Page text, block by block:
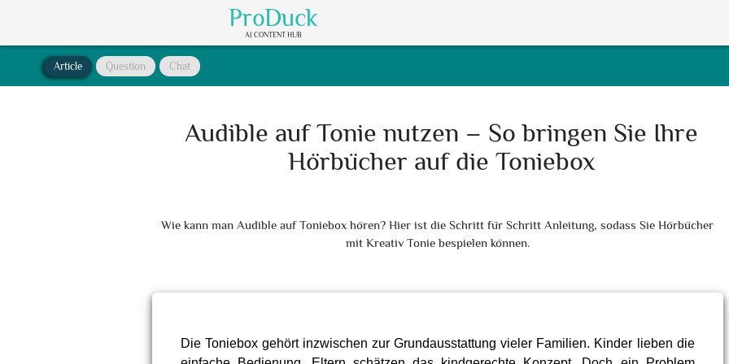
ProDuck
AI CONTENT HUB
Article Question Chat
Audible auf Tonie nutzen – So bringen Sie Ihre
Hörbücher auf die Toniebox
Wie kann man Audible auf Toniebox hören? Hier ist die Schritt für Schritt Anleitung, sodass Sie Hörbücher
mit Kreativ Tonie bespielen können.
Die Toniebox gehört inzwischen zur Grundausstattung vieler Familien. Kinder lieben die